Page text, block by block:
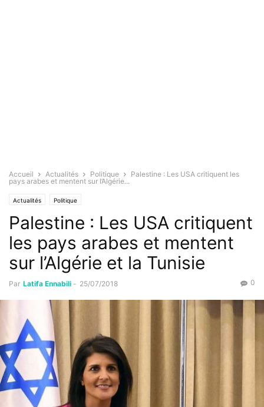
Accueil Actualités Politique
Palestine : Les USA critiquent les
pays arabes et mentent sur l’Algérie...
Actualités Politique
Palestine : Les USA critiquent
les pays arabes et mentent
sur l’Algérie et la Tunisie
Par Latifa Ennabili - 25/07/2018 0